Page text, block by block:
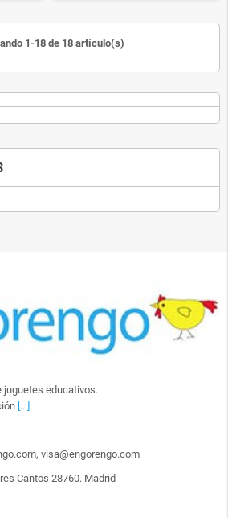
1-18 de 18 artículo(s)
juguetes educativos.
[...]
visa@engorengo.com
Cantos 28760. Madrid